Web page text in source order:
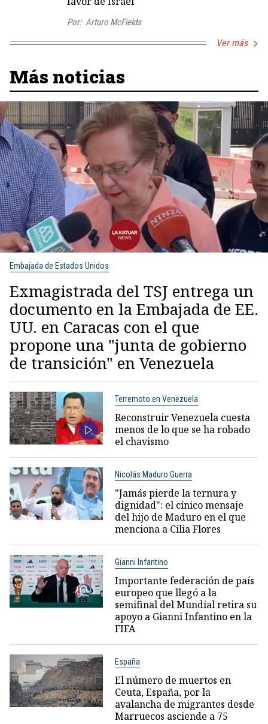
Por: Arturo McFields
Ver más
Más noticias
Embajada de Estados Unidos
Exmagistrada del TSJ entrega un
documento en la Embajada de EE.
UU. en Caracas con el que
propone una "junta de gobierno
de transición" en Venezuela
Terremoto en Venezuela
Reconstruir Venezuela cuesta
menos de lo que se ha robado
el chavismo
Nicolás Maduro Guerra
"Jamás pierde la ternura y
dignidad": el cínico mensaje
del hijo de Maduro en el que
menciona a Cilia Flores
Gianni Infantino
Importante federación de país
europeo que llegó a la
semifinal del Mundial retira su
apoyo a Gianni Infantino en la
FIFA
España
El número de muertos en
Ceuta, España, por la
avalancha de migrantes desde
Marruecos asciende a 75